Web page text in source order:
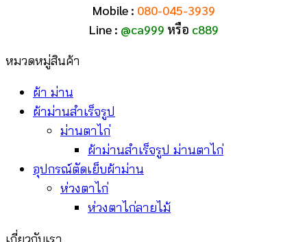
Mobile : 080-045-3939
Line : @ca999 หรือ c889
หมวดหมู่สินค้า
ผ้า ม่าน
ผ้าม่านสำเร็จรูป
ม่านตาไก่
ผ้าม่านสำเร็จรูป ม่านตาไก่
อุปกรณ์ตัดเย็บผ้าม่าน
ห่วงตาไก่
ห่วงตาไก่ลายไม้